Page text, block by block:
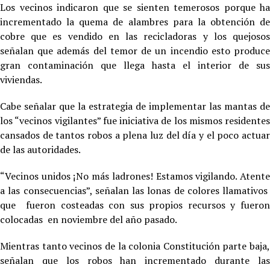
Los vecinos indicaron que se sienten temerosos porque ha
incrementado la quema de alambres para la obtención de
cobre que es vendido en las recicladoras y los quejosos
señalan que además del temor de un incendio esto produce
gran contaminación que llega hasta el interior de sus
viviendas.
Cabe señalar que la estrategia de implementar las mantas de
los “vecinos vigilantes” fue iniciativa de los mismos residentes
cansados de tantos robos a plena luz del día y el poco actuar
de las autoridades.
“Vecinos unidos ¡No más ladrones! Estamos vigilando. Atente
a las consecuencias”, señalan las lonas de colores llamativos
que fueron costeadas con sus propios recursos y fueron
colocadas en noviembre del año pasado.
Mientras tanto vecinos de la colonia Constitución parte baja,
señalan que los robos han incrementado durante las